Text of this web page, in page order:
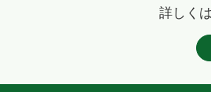
詳しく